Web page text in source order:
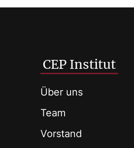
CEP Institut
Über uns
Team
Vorstand